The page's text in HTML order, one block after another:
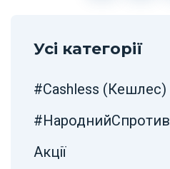
Усі категорії
#Cashless (Кешлес)
#НароднийСпротив
Акції